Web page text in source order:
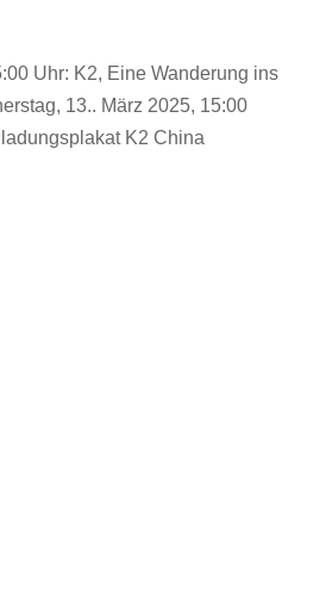
Uhr: K2, Eine Wanderung ins
13.. März 2025, 15:00
K2 China